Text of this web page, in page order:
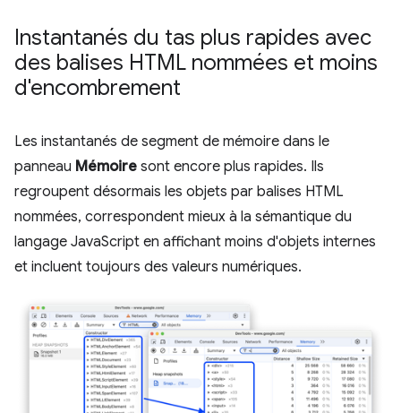
Instantanés du tas plus rapides avec
des balises HTML nommées et moins
d'encombrement
Les instantanés de segment de mémoire dans le
panneau Mémoire sont encore plus rapides. Ils
regroupent désormais les objets par balises HTML
nommées, correspondent mieux à la sémantique du
langage JavaScript en affichant moins d'objets internes
et incluent toujours des valeurs numériques.